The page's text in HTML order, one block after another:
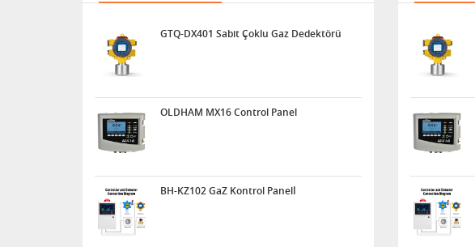
GTQ-DX401 Sabit Çoklu Gaz Dedektörü
OLDHAM MX16 Control Panel
BH-KZ102 GaZ Kontrol Panelİ